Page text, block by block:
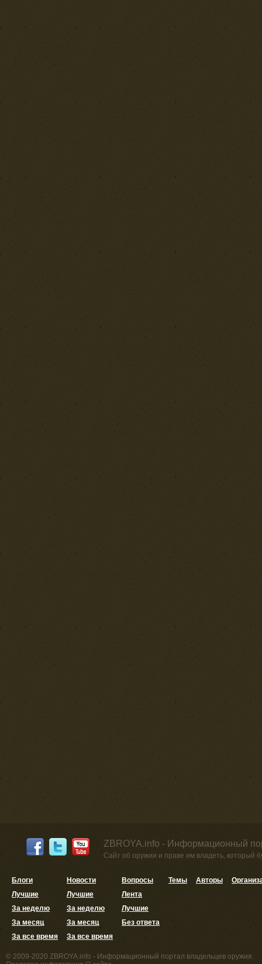
ZBROYA.info - Информационный
Сайт об оружии и праве им владеть, который
Блоги
Лучшие
За неделю
За месяц
За все время
Новости
Лучшие
За неделю
За месяц
За все время
Вопросы
Лента
Лучшие
Без ответа
Темы Авторы
© 2009-2020 ZBROYA.info - Информационный портал владельцев оружия.